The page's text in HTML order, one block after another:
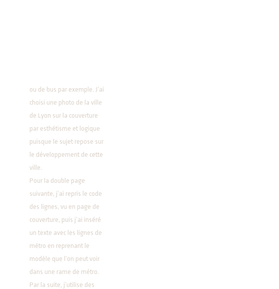
ou de bus par exemple. J’ai
choisi une photo de la ville
de Lyon sur la couverture
par esthétisme et logique
puisque le sujet repose sur
le développement de cette
ville.
Pour la double page
suivante, j’ai repris le code
des lignes, vu en page de
couverture, puis j’ai inséré
un texte avec les lignes de
métro en reprenant le
modèle que l’on peut voir
dans une rame de métro.
Par la suite, j’utilise des